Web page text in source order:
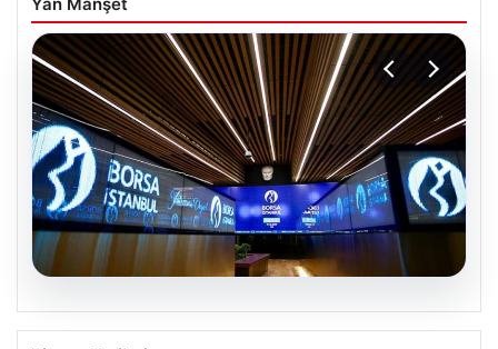
06.08.2026
Yatırım araçlarının haftalık performansı